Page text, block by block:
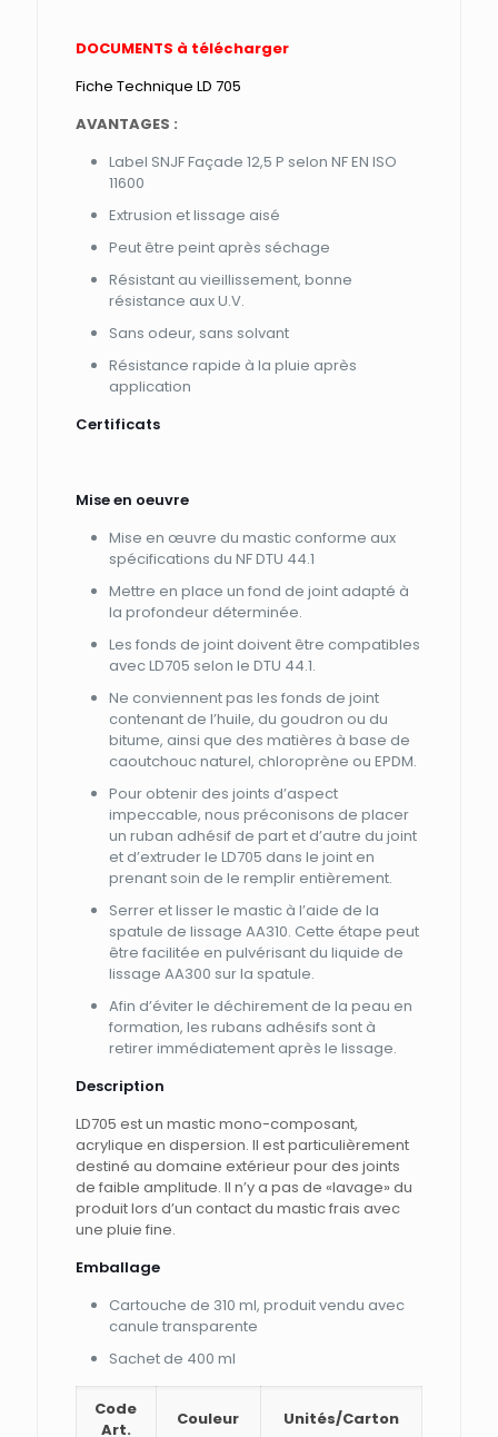
DOCUMENTS à télécharger
Fiche Technique LD 705
AVANTAGES :
Label SNJF Façade 12,5 P selon NF EN ISO
11600
Extrusion et lissage aisé
Peut être peint après séchage
Résistant au vieillissement, bonne
résistance aux U.V.
Sans odeur, sans solvant
Résistance rapide à la pluie après
application
Certificats
Mise en oeuvre
Mise en œuvre du mastic conforme aux
spécifications du NF DTU 44.1
Mettre en place un fond de joint adapté à
la profondeur déterminée.
Les fonds de joint doivent être compatibles
avec LD705 selon le DTU 44.1.
Ne conviennent pas les fonds de joint
contenant de l’huile, du goudron ou du
bitume, ainsi que des matières à base de
caoutchouc naturel, chloroprène ou EPDM.
Pour obtenir des joints d’aspect
impeccable, nous préconisons de placer
un ruban adhésif de part et d’autre du joint
et d’extruder le LD705 dans le joint en
prenant soin de le remplir entièrement.
Serrer et lisser le mastic à l’aide de la
spatule de lissage AA310. Cette étape peut
être facilitée en pulvérisant du liquide de
lissage AA300 sur la spatule.
Afin d’éviter le déchirement de la peau en
formation, les rubans adhésifs sont à
retirer immédiatement après le lissage.
Description
LD705 est un mastic mono-composant,
acrylique en dispersion. Il est particulièrement
destiné au domaine extérieur pour des joints
de faible amplitude. Il n’y a pas de «lavage» du
produit lors d’un contact du mastic frais avec
une pluie fine.
Emballage
Cartouche de 310 ml, produit vendu avec
canule transparente
Sachet de 400 ml
Code
Art.
Couleur Unités/Carton